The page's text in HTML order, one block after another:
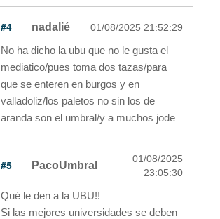
#4 nadalié 01/08/2025 21:52:29
No ha dicho la ubu que no le gusta el
mediatico/pues toma dos tazas/para
que se enteren en burgos y en
valladoliz/los paletos no sin los de
aranda son el umbral/y a muchos jode
#5 PacoUmbral
01/08/2025
23:05:30
Qué le den a la UBU!!
Si las mejores universidades se deben